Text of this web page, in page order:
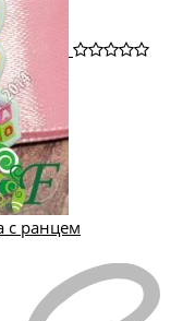
с ранцем